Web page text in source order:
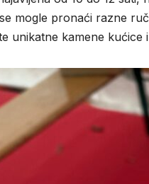
mogle pronaći razne
unikatne kamene kućice